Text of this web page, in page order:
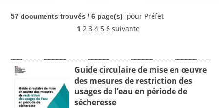
57 documents trouvés / 6 page(s)
pour Préfet
1 2 3 4 5 6 suivante
Guide circulaire de mise en œuvre
des mesures de restriction des
usages de l’eau en période de
sécheresse